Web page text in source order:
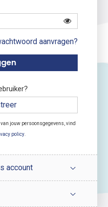
aanvragen?
jouw persoonsgegevens, vind
policy.
account